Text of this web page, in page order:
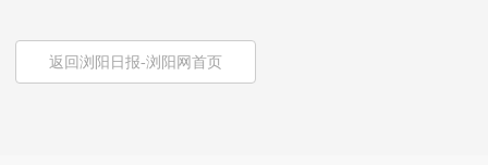
返回浏阳日报-浏阳网首页